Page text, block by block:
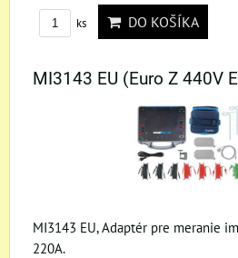
ks DO KOŠÍKA
MI3143 EU (Euro Z 440V
MI3143 EU, Adaptér pre meranie
220A.